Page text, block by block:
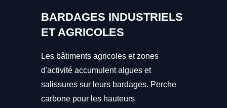
BARDAGES INDUSTRIELS
ET AGRICOLES
Les bâtiments agricoles et zones
d'activité accumulent algues et
salissures sur leurs bardages. Perche
carbone pour les hauteurs